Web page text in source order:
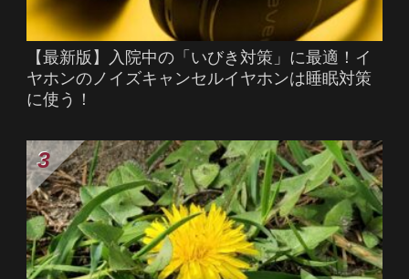
【最新版】入院中の「いびき対策」に最適！イ
ヤホンのノイズキャンセルイヤホンは睡眠対策
に使う！